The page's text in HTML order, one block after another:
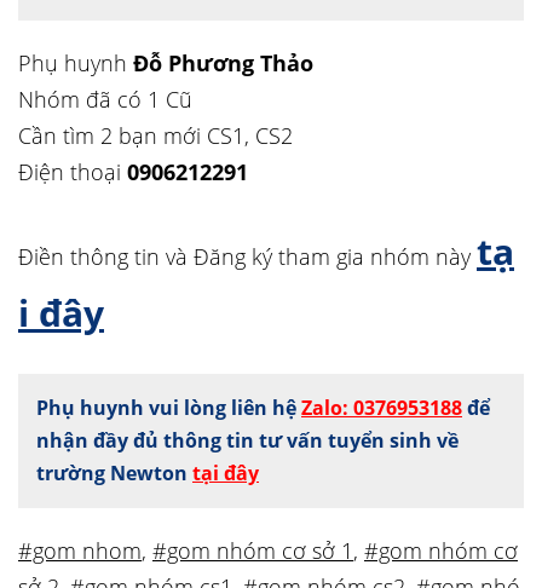
Phụ huynh Đỗ Phương Thảo
Nhóm đã có 1 Cũ
Cần tìm 2 bạn mới CS1, CS2
Điện thoại 0906212291
Điền thông tin và Đăng ký tham gia nhóm này tạ
i đây
Phụ huynh vui lòng liên hệZalo: 0376953188để
nhận đầy đủ thông tin tư vấn tuyển sinh về
trường Newton tại đây
#gom nhom, #gom nhóm cơ sở 1 , #gom nhóm cơ